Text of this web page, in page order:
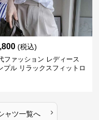
(税込)
ファッション レディース
プル リラックスフィットロ
ャツ一覧へ ›